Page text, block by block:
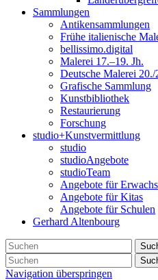
Sammlungen
Antikensammlungen
Frühe italienische
bellissimo.digital
Malerei 17.–19. Jh.
Deutsche Malerei 20./
Grafische Sammlung
Kunstbibliothek
Restaurierung
Forschung
studio+Kunstvermittlung
studio
studioAngebote
studioTeam
Angebote für
Angebote für Kitas
Angebote für Schulen
Gerhard Altenbourg
Navigation überspringen